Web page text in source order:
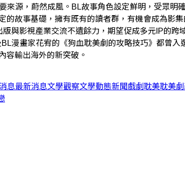
來源，蔚然成風。BL故事角色設定鮮明，受眾
的故事基礎，擁有既有的讀者群，有機會成為影
與影視產業交流不遺餘力，期望促成多元IP的
漫畫家花宥的《狗血耽美劇的攻略技巧》都曾
容輸出海外的新突破。
息最新消息文學觀察文學動態新聞戲劇 耽美耽美劇